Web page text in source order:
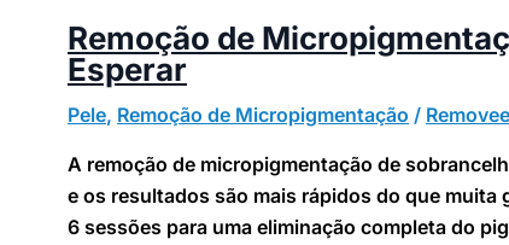
Remoção de
Esperar
Pele, Remoção de Micropigmentação / Removee
A remoção de micropigmentação de
e os resultados são mais rápidos do que muita
6 sessões para uma eliminação completa do